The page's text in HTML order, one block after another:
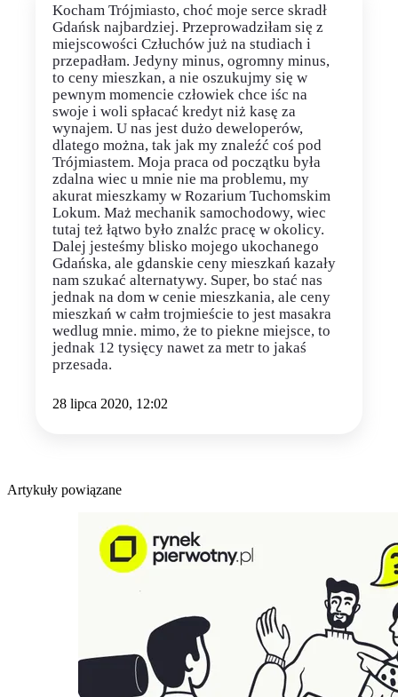
Kocham Trójmiasto, choć moje serce skradł
Gdańsk najbardziej. Przeprowadziłam się z
miejscowości Człuchów już na studiach i
przepadłam. Jedyny minus, ogromny minus,
to ceny mieszkan, a nie oszukujmy się w
pewnym momencie człowiek chce iśc na
swoje i woli spłacać kredyt niż kasę za
wynajem. U nas jest dużo deweloperów,
dlatego można, tak jak my znaleźć coś pod
Trójmiastem. Moja praca od początku była
zdalna wiec u mnie nie ma problemu, my
akurat mieszkamy w Rozarium Tuchomskim
Lokum. Maż mechanik samochodowy, wiec
tutaj też łątwo było znalźc pracę w okolicy.
Dalej jesteśmy blisko mojego ukochanego
Gdańska, ale gdanskie ceny mieszkań kazały
nam szukać alternatywy. Super, bo stać nas
jednak na dom w cenie mieszkania, ale ceny
mieszkań w całm trojmieście to jest masakra
wedlug mnie. mimo, że to piekne miejsce, to
jednak 12 tysięcy nawet za metr to jakaś
przesada.
28 lipca 2020, 12:02
Artykuły powiązane